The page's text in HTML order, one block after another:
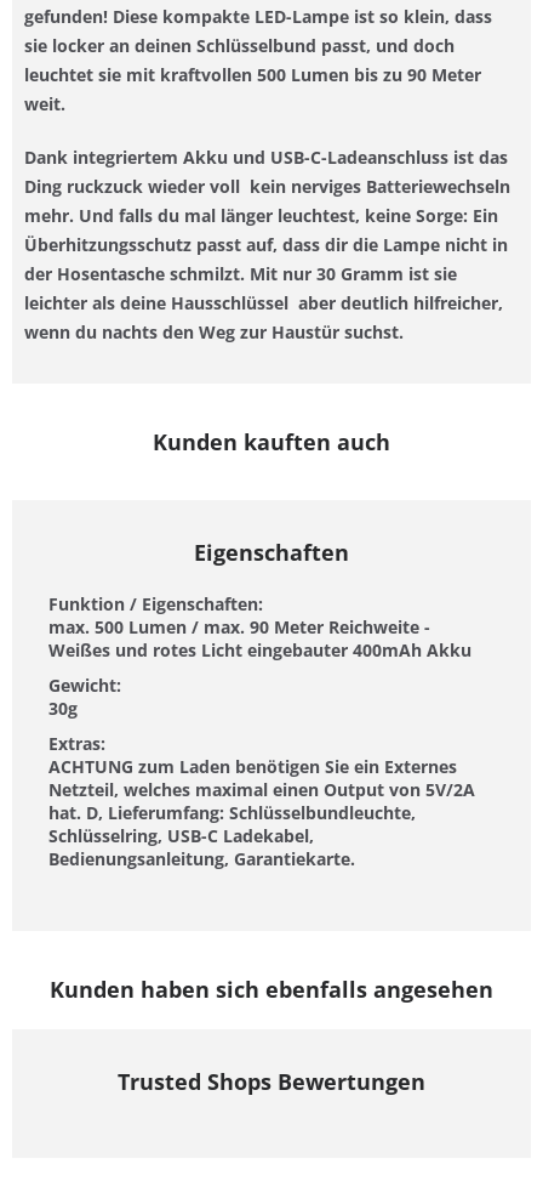
gefunden! Diese kompakte LED-Lampe ist so klein, dass
sie locker an deinen Schlüsselbund passt, und doch
leuchtet sie mit kraftvollen 500 Lumen bis zu 90 Meter
weit.
Dank integriertem Akku und USB-C-Ladeanschluss ist das
Ding ruckzuck wieder voll  kein nerviges Batteriewechseln
mehr. Und falls du mal länger leuchtest, keine Sorge: Ein
Überhitzungsschutz passt auf, dass dir die Lampe nicht in
der Hosentasche schmilzt. Mit nur 30 Gramm ist sie
leichter als deine Hausschlüssel  aber deutlich hilfreicher,
wenn du nachts den Weg zur Haustür suchst.
Kunden kauften auch
Eigenschaften
Funktion / Eigenschaften:
max. 500 Lumen / max. 90 Meter Reichweite -
Weißes und rotes Licht eingebauter 400mAh Akku
Gewicht:
30g
Extras:
ACHTUNG zum Laden benötigen Sie ein Externes
Netzteil, welches maximal einen Output von 5V/2A
hat. D, Lieferumfang: Schlüsselbundleuchte,
Schlüsselring, USB-C Ladekabel,
Bedienungsanleitung, Garantiekarte.
Kunden haben sich ebenfalls angesehen
Trusted Shops Bewertungen